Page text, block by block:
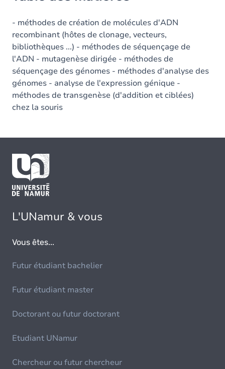
- méthodes de création de molécules d'ADN
recombinant (hôtes de clonage, vecteurs,
bibliothèques ...) - méthodes de séquençage de
l'ADN - mutagenèse dirigée - méthodes de
séquençage des génomes - méthodes d'analyse des
génomes - analyse de l'expression génique -
méthodes de transgenèse (d'addition et ciblées)
chez la souris
L'UNamur & vous
Vous êtes...
Futur étudiant bachelier
Futur étudiant master
Doctorant ou futur doctorant
Etudiant UNamur
Chercheur ou futur chercheur